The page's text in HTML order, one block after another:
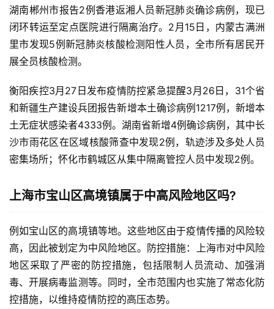
湖南郴州市报告2例香港返湘人员新冠肺炎确诊病例，现已
闭环转运至定点医院进行隔离治疗。2月15日，内蒙古满洲
里市发现5例新冠肺炎核酸检测阳性人员，全市所有居民开
展全员核酸检测。
衡阳疾控3月27日发布疫情防控紧急提醒3月26日，31个省
和新疆生产建设兵团报告新增本土确诊病例1217例，新增本
土无症状感染者4333例。湖南省新增4例确诊病例，其中长
沙市雨花区在区域核酸筛查中发现2例，轨迹涉及多处人员
密集场所；怀化市鹤城区从集中隔离管控人员中发现2例。
上海市宝山区高境镇属于中高风险地区吗?
例如宝山区的高境镇等地。这些地区由于疫情传播的风险较
高，因此被划定为中风险地区。防控措施：上海市对中风险
地区采取了严密的防控措施，包括限制人员流动、加强消
毒、开展病毒监测等。同时，全市范围内也实施了常态化防
控措施，以维持疫情防控的高压态势。